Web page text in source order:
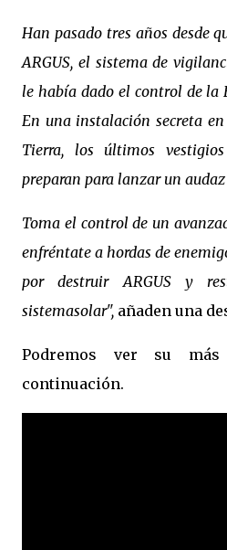
Han pasado tres años desde
ARGUS, el sistema de
le había dado el control de la
En una instalación secreta
Tierra, los últimos
preparan para lanzar un
Toma el control de un
enfréntate a hordas de
por destruir ARGUS y
sistemasolar", añaden una
Podremos ver su
continuación.